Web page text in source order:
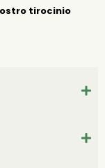
tirocinio